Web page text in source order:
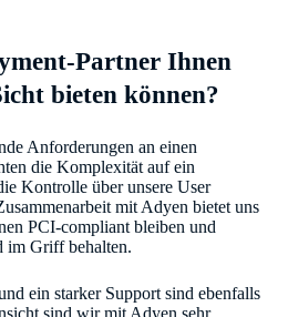
Partner Ihnen
bieten können?
Anforderungen an einen
die Komplexität auf ein
Kontrolle über unsere User
mit Adyen bietet uns
PCI-compliant bleiben und
im Griff behalten.
ein starker Support sind ebenfalls
sind wir mit Adyen sehr